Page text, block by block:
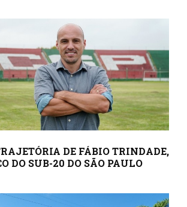
DE FÁBIO TRINDADE,
DO SUB-20 DO SÃO PAULO